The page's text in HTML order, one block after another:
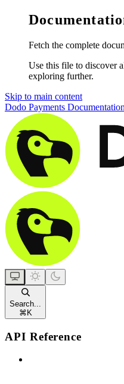
Fetch the complete
Use this file to discover
exploring further.
Skip to main content
Dodo Payments Documentation
Search...
⌘ K
API Reference